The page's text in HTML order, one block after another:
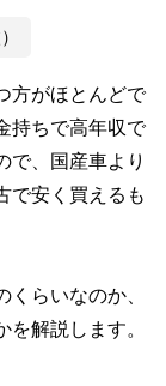
方がほとんどで
持ちで高年収で
で、国産車より
で安く買えるも
らいなのか、
を解説します。